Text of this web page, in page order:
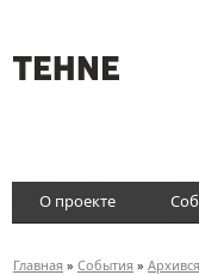
О проекте
Главная » События »